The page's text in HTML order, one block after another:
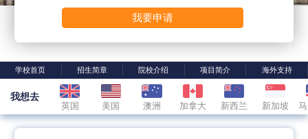
我要申请
学校首页 招生简章 院校介绍 项目简介 海外支持
我想去
英国 美国 澳洲 加拿大 新西兰 新加坡